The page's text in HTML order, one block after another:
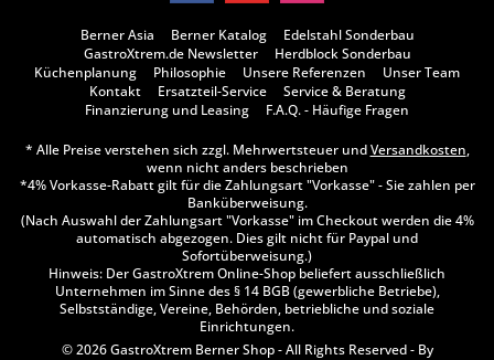
Berner Asia Berner Katalog
Edelstahl Sonderbau
GastroXtrem.de Newsletter
Herdblock Sonderbau
Küchenplanung
Philosophie Unsere Referenzen
Unser Team
Kontakt
Ersatzteil-Service
Service & Beratung
Finanzierung und Leasing
F.A.Q. - Häufige Fragen
* Alle Preise verstehen sich zzgl. Mehrwertsteuer undVersandkosten,
wenn nicht anders beschrieben
*4% Vorkasse-Rabatt gilt für die Zahlungsart "Vorkasse" - Sie zahlen per
Banküberweisung.
(Nach Auswahl der Zahlungsart "Vorkasse" im Checkout werden die 4%
automatisch abgezogen. Dies gilt nicht für Paypal und
Sofortüberweisung.)
Hinweis: Der GastroXtrem Online-Shop beliefert ausschließlich
Unternehmen im Sinne des § 14 BGB (gewerbliche Betriebe),
Selbstständige, Vereine, Behörden, betriebliche und soziale
Einrichtungen.
© 2026 GastroXtrem Berner Shop - All Rights Reserved - By